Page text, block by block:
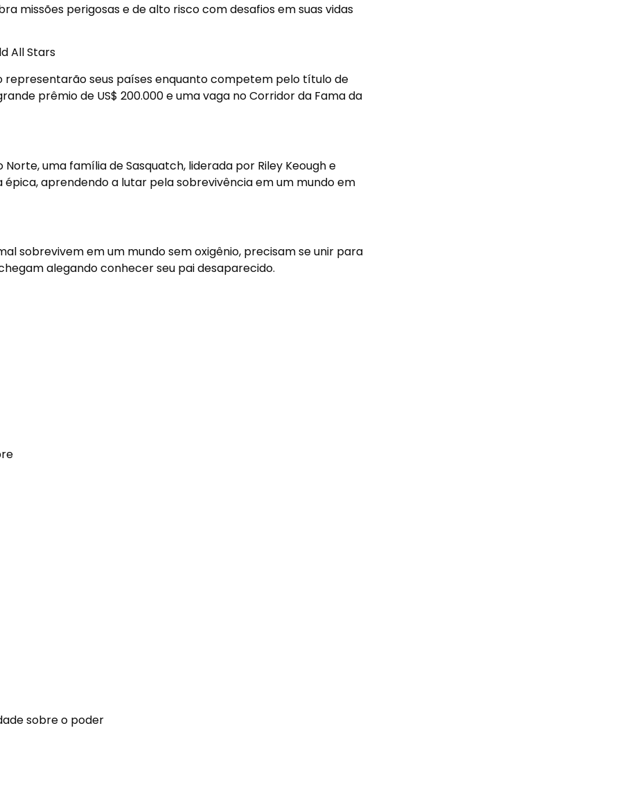
missões perigosas e de alto risco com desafios em suas vidas
All Stars
representarão seus países enquanto competem pelo título de
prêmio de US$ 200.000 e uma vaga no Corridor da Fama da
uma família de Sasquatch, liderada por Riley Keough e
épica, aprendendo a lutar pela sobrevivência em um mundo em
sobrevivem em um mundo sem oxigênio, precisam se unir para
alegando conhecer seu pai desaparecido.
sobre o poder